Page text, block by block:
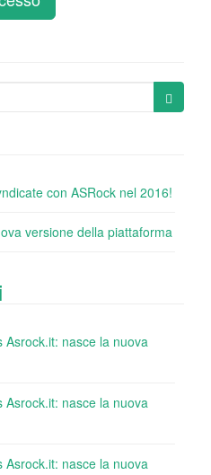
r t
con ASRock nel 2016!
versione della piattaforma
Asrock.it: nasce la nuova
Asrock.it: nasce la nuova
Asrock.it: nasce la nuova